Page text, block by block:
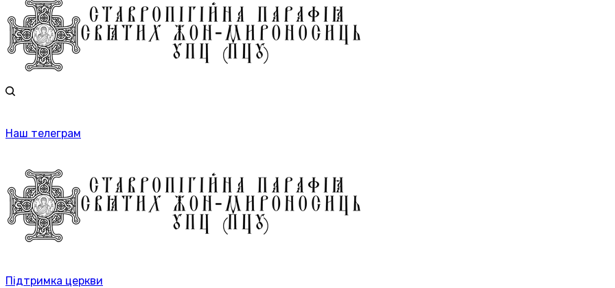
Наш телеграм
Підтримка церкви